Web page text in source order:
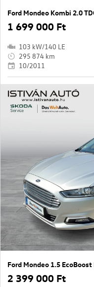
1 699 000 Ft
103 kW/140 LE
295 874 km
10/2011
Ford Mondeo 1.5 EcoBoost
2 399 000 Ft